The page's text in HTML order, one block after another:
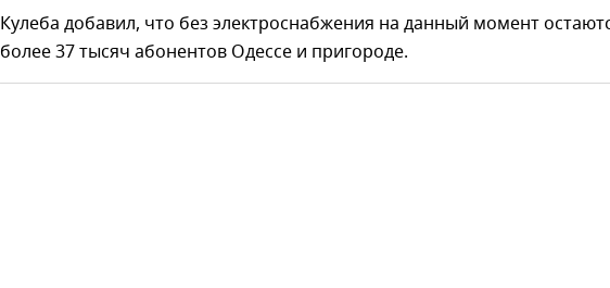
Кулеба добавил, что без электроснабжения на данный момент
более 37 тысяч абонентов Одессе и пригороде.